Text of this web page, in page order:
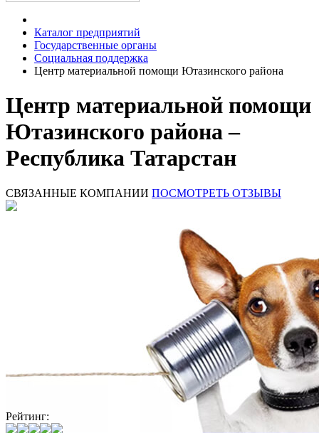
Каталог предприятий
Государственные органы
Социальная поддержка
Центр материальной помощи Ютазинского района
Центр материальной помощи
Ютазинского района –
Республика Татарстан
СВЯЗАННЫЕ КОМПАНИИ ПОСМОТРЕТЬ ОТЗЫВЫ
Рейтинг: